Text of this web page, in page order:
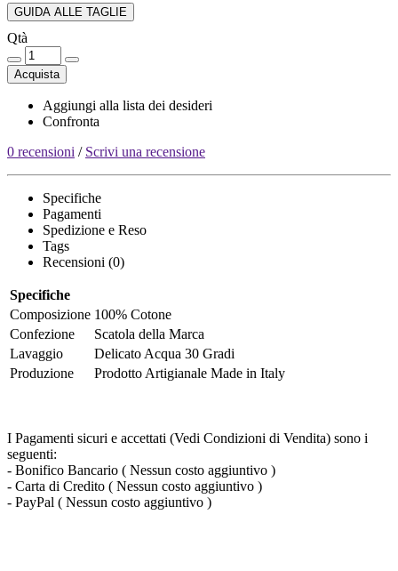
GUIDA ALLE TAGLIE
Qtà
Acquista
Aggiungi alla lista dei desideri
Confronta
0 recensioni / Scrivi una recensione
Specifiche
Pagamenti
Spedizione e Reso
Tags
Recensioni (0)
Specifiche
Composizione 100% Cotone
Confezione
Scatola della Marca
Lavaggio
Delicato Acqua 30 Gradi
Produzione
Prodotto Artigianale Made in Italy
I Pagamenti sicuri e accettati (Vedi Condizioni di Vendita) sono i
seguenti:
- Bonifico Bancario ( Nessun costo aggiuntivo )
- Carta di Credito ( Nessun costo aggiuntivo )
- PayPal ( Nessun costo aggiuntivo )